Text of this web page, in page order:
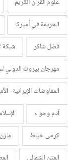
الجريمة في أميركا
فضل شاكر
شبكة mbc
مهرجان بيروت الدولي
المفاوضات الإيرانية-
آدم وحواء
كرمى خياط